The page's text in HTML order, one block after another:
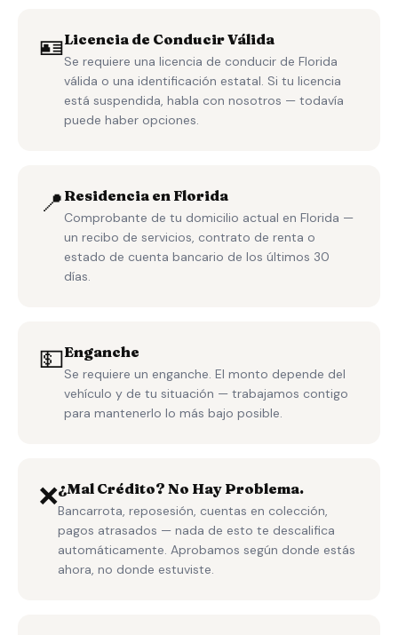
🪪Licencia de Conducir Válida
Se requiere una licencia de conducir de Florida
válida o una identificación estatal. Si tu licencia
está suspendida, habla con nosotros — todavía
puede haber opciones.
📍 Residencia en Florida
Comprobante de tu domicilio actual en Florida —
un recibo de servicios, contrato de renta o
estado de cuenta bancario de los últimos 30
días.
💵Enganche
Se requiere un enganche. El monto depende del
vehículo y de tu situación — trabajamos contigo
para mantenerlo lo más bajo posible.
❌¿Mal Crédito? No Hay Problema.
Bancarrota, reposesión, cuentas en colección,
pagos atrasados — nada de esto te descalifica
automáticamente. Aprobamos según donde estás
ahora, no donde estuviste.